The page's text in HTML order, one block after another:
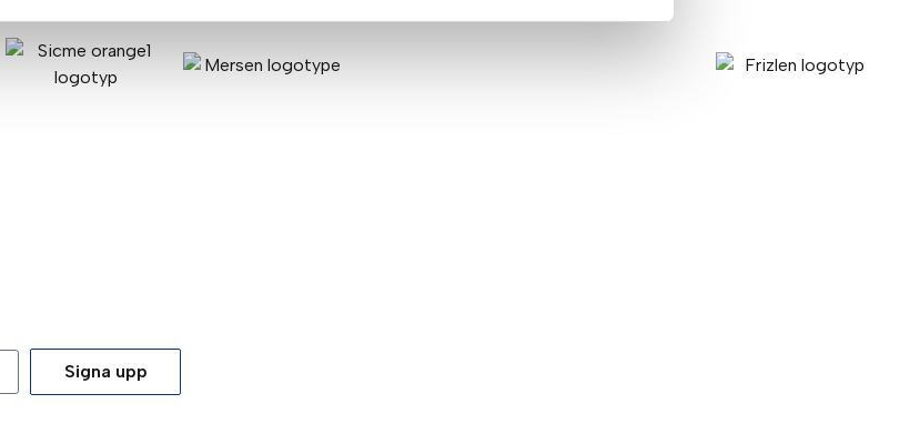
Signa upp